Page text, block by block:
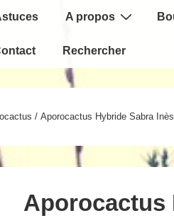
A propos
Rechercher
/ Aporocactus Hybride Sabra Inès
Aporocactus